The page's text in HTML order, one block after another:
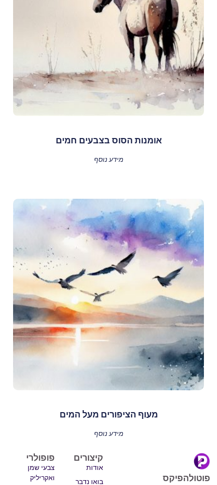
אומנות הסוס בצבעים חמים
מידע נוסף
מעוף הציפורים מעל המים
מידע נוסף
פוטולהפיקס
קיצורים
אודות
בואו נדבר
פופולרי
צבעי שמן
ואקריליק